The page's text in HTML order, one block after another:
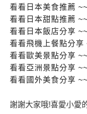
看看日本美食推薦 ~~
看看日本甜點推薦 ~~
看看日本飯店分享 ~~
看看飛機上餐點分享
看看歐美景點分享 ~~
看看 亞洲景點分享 ~~
看看 國外美食分享 ~~
謝謝大家哦!喜愛小愛